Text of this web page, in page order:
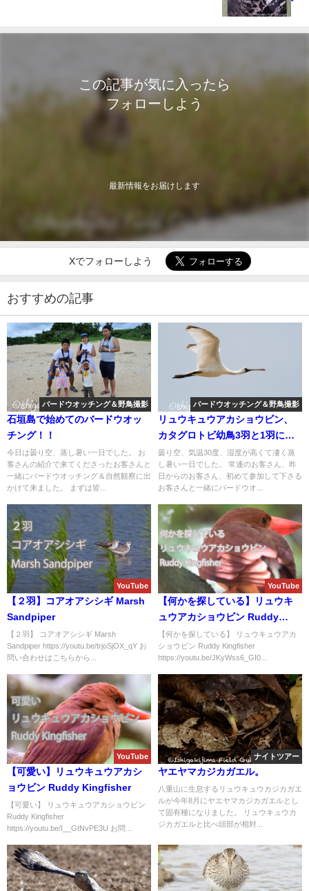
この記事が気に入ったら
フォローしよう
最新情報をお届けします
Xでフォローしよう
おすすめの記事
バードウオッチング＆野鳥撮影
石垣島で始めてのバードウオッ
チング！！
今日は曇り空、蒸し暑い一日でした。 お
客さんの紹介で来てくださったお客さんと
一緒にバードウオッチング＆自然観察に出
かけて来ました。 まずは皆...
バードウオッチング＆野鳥撮影
リュウキュウアカショウビン、
カタグロトビ幼鳥3羽と1羽にハ
シブトアジサシ、オオアジサシ
等など盛り沢山のバードウオッ
チング＆野鳥撮影ガイド。
曇り空、気温30度、湿度が高くて凄く蒸
し暑い一日でした。 常連のお客さん、昨
日からのお客さん、初めて参加して下さる
お客さんと一緒にバードウオ...
YouTube
【２羽】コアオアシシギ Marsh
Sandpiper
【２羽】 コアオアシシギ Marsh
Sandpiper https://youtu.be/trjoSjOX_qY お
問い合わせはこちらから...
YouTube
【何かを探している】リュウキ
ュウアカショウビン Ruddy
Kingfisher
【何かを探している】 リュウキュウアカ
ショウビン Ruddy Kingfisher
https://youtu.be/JKyWss6_GI0...
YouTube
【可愛い】リュウキュウアカシ
ョウビン Ruddy Kingfisher
【可愛い】 リュウキュウアカショウビン
Ruddy Kingfisher
https://youtu.be/I__GtNvPE3U お問...
ナイトツアー
ヤエヤマカジカガエル。
八重山に生息するリュウキュウカジカガエ
ルが今年8月にヤエヤマカジカガエルとし
て固有種になりました。 リュウキュウカ
ジカガエルと比べ頭部が相対...